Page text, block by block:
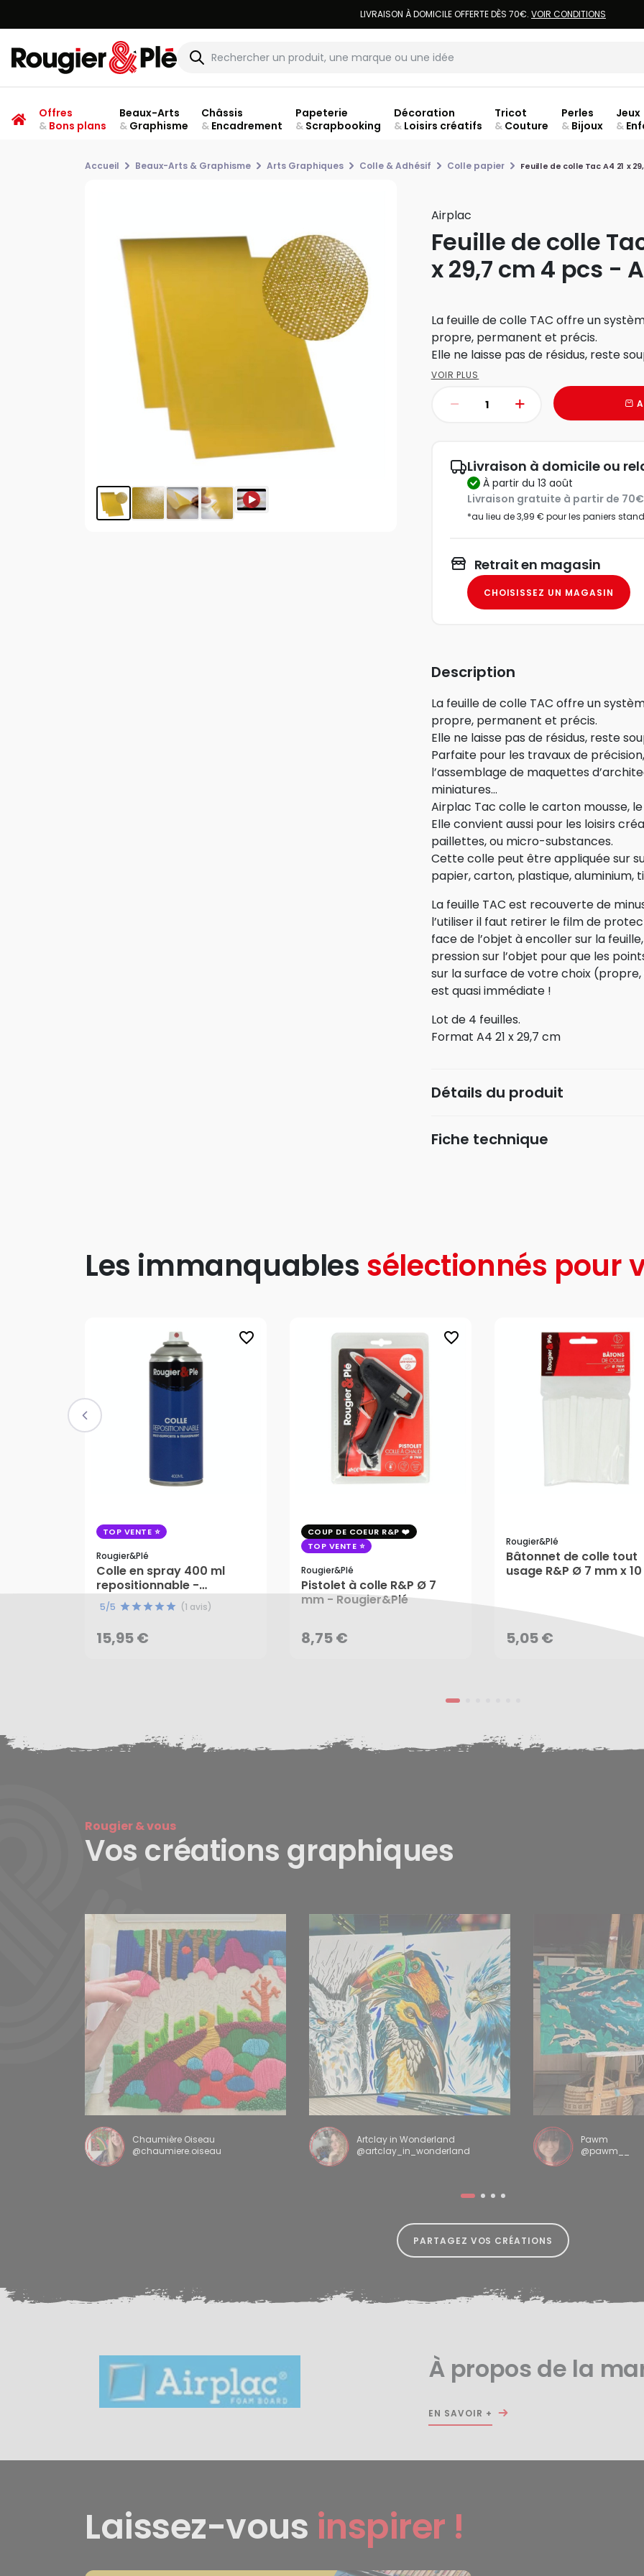
LIVRAISON À DOMICILE OFFERTE DÈS 70€. VOIR CONDITIONS
Offres
&Bons plans
Beaux-Arts
&Graphisme
Châssis
&Encadrement
Papeterie
&Scrapbooking
Décoration
&Loisirs créatifs
Tricot
& Couture
Perles
& Bijoux
Jeux
&
Accueil Beaux-Arts & Graphisme Arts Graphiques Colle & Adhésif Colle papier Feuille de colle Tac A4 21 x
Airplac
Feuille de colle
x 29,7 cm 4 pcs -
La feuille de colle TAC offre un
propre, permanent et précis.
Elle ne laisse pas de résidus, reste
VOIR PLUS
Livraison à domicile ou
à partir du 13 août
Livraison gratuite à partir de
*au lieu de 3,99 € pour les paniers
Retrait en magasin
CHOISISSEZ UN MAGASIN
Description
La feuille de colle TAC offre un
propre, permanent et précis.
Elle ne laisse pas de résidus, reste
Parfaite pour les travaux de
l’assemblage de maquettes
miniatures…
Airplac Tac colle le carton mousse, le
Elle convient aussi pour les loisirs
paillettes, ou micro-substances.
Cette colle peut être appliquée sur
papier, carton, plastique, aluminium,
La feuille TAC est recouverte de
l’utiliser il faut retirer le film de
face de l’objet à encoller sur la
pression sur l’objet pour que les
sur la surface de votre choix
est quasi immédiate !
Lot de 4 feuilles.
Format A4 21 x 29,7 cm
Détails du produit
Fiche technique
Les immanquables sélectionnés pour
favorite_border
TOP VENTE
Rougier&plé
Colle en spray 400 ml
repositionnable -
Rougier&Plé
5/5 (1 avis)
15,95 €
15,95 €
AJOUTER AU PANIER
favorite_border
COUP DE COEUR R&P
TOP VENTE
Rougier&plé
Pistolet à colle R&P Ø 7
mm - Rougier&Plé
8,75 €
8,75 €
AJOUTER AU PANIER
Rougier&plé
Bâtonnet de colle tout
usage R&P Ø 7 mm x 10
5,05 €AJOUTER AU PANIER
Rougier & vous
Vos créations graphiques
Chaumière Oiseau
@chaumiere.oiseau
Artclay in Wonderland
@artclay_in_wonderland
Pawm
@pawm__
PARTAGEZ VOS CRÉATIONS
À propos de la
EN SAVOIR +
Laissez-vous inspirer !